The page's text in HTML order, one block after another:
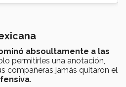
absoultamente a las
permitirles una anotación,
compañeras jamás quitaron el
.